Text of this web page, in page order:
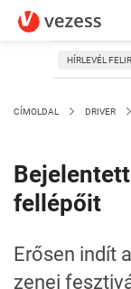
HÍRLEVÉL
CÍMOLDAL DRIVER
fellépőit
Erősen indít
zenei